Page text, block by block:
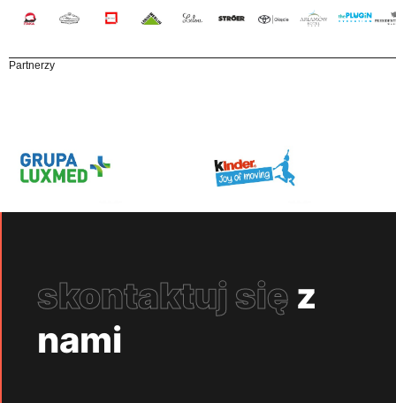
Partnerzy
skontaktuj się z
nami